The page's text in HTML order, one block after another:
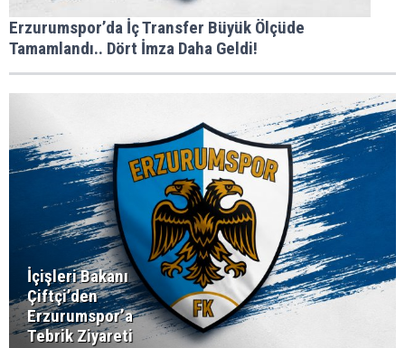
Erzurumspor’da İç Transfer Büyük Ölçüde
Tamamlandı.. Dört İmza Daha Geldi!
İçişleri Bakanı
Çiftçi’den
Erzurumspor’a
Tebrik Ziyareti